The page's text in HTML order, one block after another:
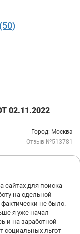
02.11.2022
Город: Москва
Отзыв №513781
сайтах для поиска
на сдельной
фактически не было.
я уже начал
и на заработной
социальных льгот